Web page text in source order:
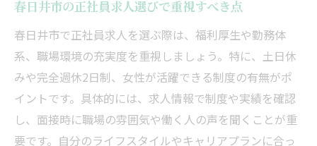
事務職正社員求人の応募前に確認したいこ
と
地域密着型の正社員急募求人を見分けるコツ
春日井市で地域密着の正社員急募を探す方
法
地域密着求人が持つ正社員急募の魅力とは
春日井市の正社員求人選びで重視すべき点
春日井市で正社員求人を選ぶ際は、福利厚生や勤務体
系、職場環境の充実度を重視しましょう。特に、土日休
みや完全週休2日制、女性が活躍できる制度の有無がポ
イントです。具体的には、求人情報で制度や実績を確認
し、面接時に職場の雰囲気や働く人の声を聞くことが重
要です。自分のライフスタイルやキャリアプランに合っ